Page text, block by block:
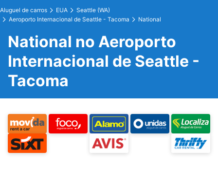
Aluguel de carros EUA
Seattle (WA)
Aeroporto Internacional de Seattle - Tacoma
National
National no Aeroporto
Internacional de Seattle -
Tacoma